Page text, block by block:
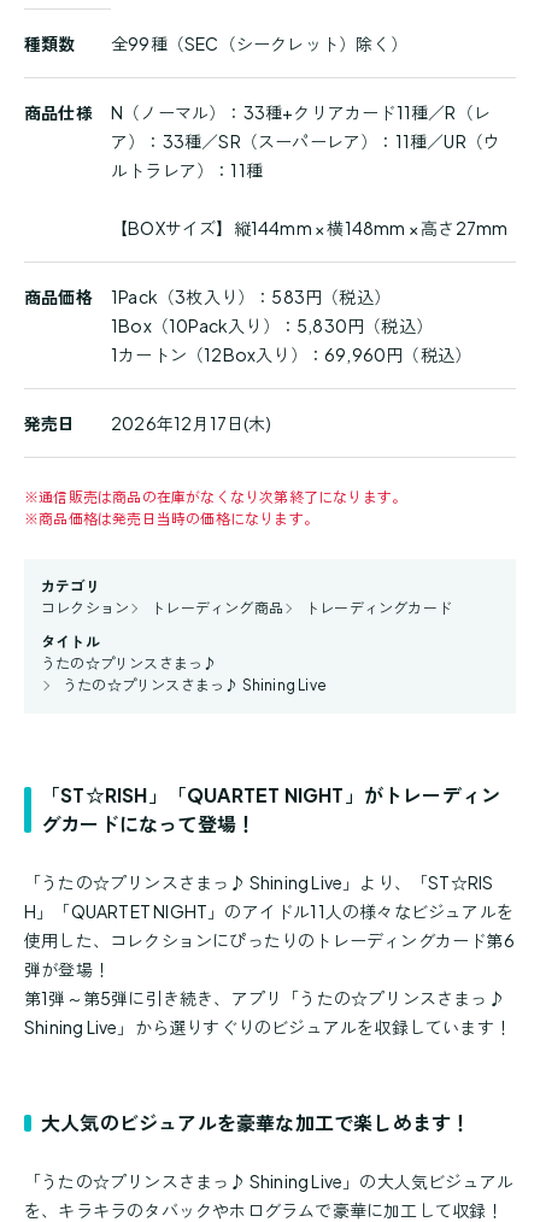
品
詳
細
種類数 全99種（SEC（シークレット）除く）
商品仕様
N（ノーマル）：33種+クリアカード11種／R（レ
ア）：33種／SR（スーパーレア）：11種／UR（ウ
ルトラレア）：11種
【BOXサイズ】縦144mm × 横148mm × 高さ27mm
商品価格
1Pack（3枚入り）：583円（税込）
1Box（10Pack入り）：5,830円（税込）
1カートン（12Box入り）：69,960円（税込）
発売日 2026年12月17日(木)
※通信販売は商品の在庫がなくなり次第終了になります。
※商品価格は発売日当時の価格になります。
カテゴリ
コレクション
トレーディング商品
トレーディングカード
タイトル
うたの☆プリンスさまっ♪
うたの☆プリンスさまっ♪ Shining Live
「ST☆RISH」「QUARTET NIGHT」がトレーディン
グカードになって登場！
「うたの☆プリンスさまっ♪ Shining Live」より、「ST☆RIS
H」「QUARTET NIGHT」のアイドル11人の様々なビジュアルを
使用した、コレクションにぴったりのトレーディングカード第6
弾が登場！
第1弾～第5弾に引き続き、アプリ「うたの☆プリンスさまっ♪
Shining Live」から選りすぐりのビジュアルを収録しています！
大人気のビジュアルを豪華な加工で楽しめます！
「うたの☆プリンスさまっ♪ Shining Live」の大人気ビジュアル
を、キラキラのタバックやホログラムで豪華に加工して収録！